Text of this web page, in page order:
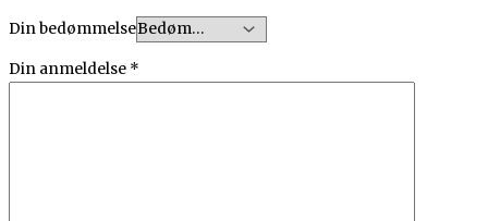
Din bedømmelse
Din anmeldelse *